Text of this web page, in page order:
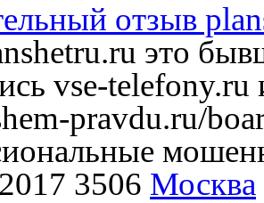
отзыв
это
vse-telefony.ru
pravdu.ru/
3506 Москва